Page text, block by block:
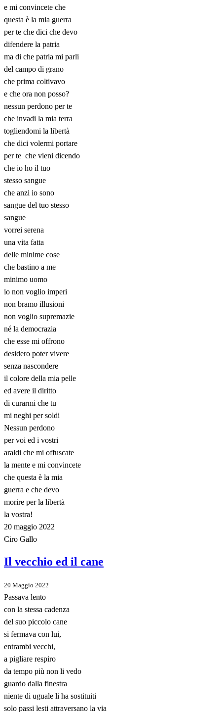
e mi convincete che
questa è la mia guerra
per te che dici che devo
difendere la patria
ma di che patria mi parli
del campo di grano
che prima coltivavo
e che ora non posso?
nessun perdono per te
che invadi la mia terra
togliendomi la libertà
che dici volermi portare
per te che vieni dicendo
che io ho il tuo
stesso sangue
che anzi io sono
sangue del tuo stesso
sangue
vorrei serena
una vita fatta
delle minime cose
che bastino a me
minimo uomo
io non voglio imperi
non bramo illusioni
non voglio supremazie
né la democrazia
che esse mi offrono
desidero poter vivere
senza nascondere
il colore della mia pelle
ed avere il diritto
di curarmi che tu
mi neghi per soldi
Nessun perdono
per voi ed i vostri
araldi che mi offuscate
la mente e mi convincete
che questa è la mia
guerra e che devo
morire per la libertà
la vostra!
20 maggio 2022
Ciro Gallo
Il vecchio ed il cane
20 Maggio 2022
Passava lento
con la stessa cadenza
del suo piccolo cane
si fermava con lui,
entrambi vecchi,
a pigliare respiro
da tempo più non li vedo
guardo dalla finestra
niente di uguale li ha sostituiti
solo passi lesti attraversano la via